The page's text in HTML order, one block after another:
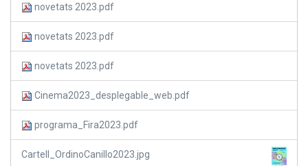
novetats 2023.pdf
novetats 2023.pdf
novetats 2023.pdf
Cinema2023_desplegable_web.pdf
programa_Fira2023.pdf
Cartell_OrdinoCanillo2023.jpg